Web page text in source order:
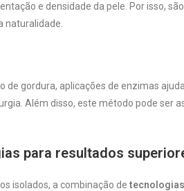
e densidade da pele. Por isso,
naturalidade.
de gordura, aplicações de enzimas
Além disso, este método pode ser
para resultados
isolados, a combinação de